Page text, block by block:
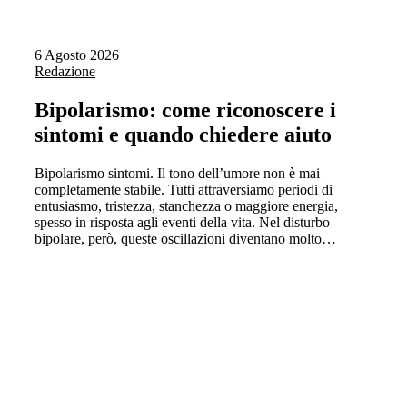
6 Agosto 2026
Redazione
Bipolarismo: come riconoscere i
sintomi e quando chiedere aiuto
Bipolarismo sintomi. Il tono dell’umore non è mai
completamente stabile. Tutti attraversiamo periodi di
entusiasmo, tristezza, stanchezza o maggiore energia,
spesso in risposta agli eventi della vita. Nel disturbo
bipolare, però, queste oscillazioni diventano molto…